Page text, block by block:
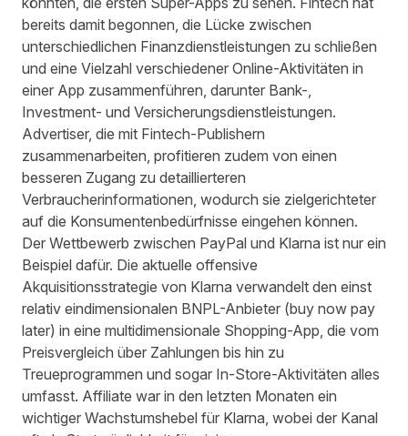
bereits damit begonnen, die Lücke zwischen
unterschiedlichen Finanzdienstleistungen zu schließen
und eine Vielzahl verschiedener Online-Aktivitäten in
einer App zusammenführen, darunter Bank-,
Investment- und Versicherungsdienstleistungen.
Advertiser, die mit Fintech-Publishern
zusammenarbeiten, profitieren zudem von einen
besseren Zugang zu detaillierteren
Verbraucherinformationen, wodurch sie zielgerichteter
auf die Konsumentenbedürfnisse eingehen können.
Der Wettbewerb zwischen PayPal und Klarna ist nur ein
Beispiel dafür. Die aktuelle offensive
Akquisitionsstrategie von Klarna verwandelt den einst
relativ eindimensionalen BNPL-Anbieter (buy now pay
later) in eine multidimensionale Shopping-App, die vom
Preisvergleich über Zahlungen bis hin zu
Treueprogrammen und sogar In-Store-Aktivitäten alles
umfasst. Affiliate war in den letzten Monaten ein
wichtiger Wachstumshebel für Klarna , wobei der Kanal